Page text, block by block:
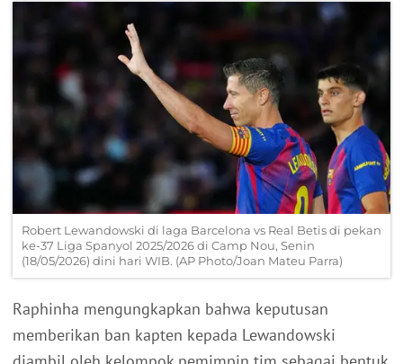
Robert Lewandowski di laga Barcelona vs Real Betis di pekan
ke-37 Liga Spanyol 2025/2026 di Camp Nou, Senin
(18/05/2026) dini hari WIB. (AP Photo/Joan Mateu Parra)
Raphinha mengungkapkan bahwa keputusan
memberikan ban kapten kepada Lewandowski